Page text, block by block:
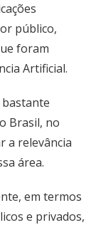
público,
foram
Artificial.
Brasil, no
a relevância
área.
em termos
e privados,